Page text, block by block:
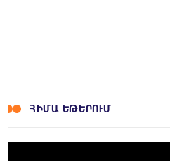
ՀԻՄԱ ԵԹԵՐՈՒՄ